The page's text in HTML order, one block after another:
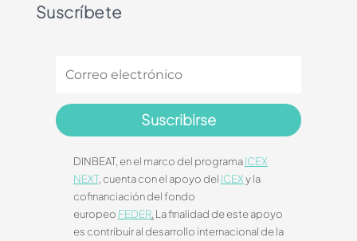
Suscríbete
Suscribirse
DINBEAT, en el marco del programaICEX
NEXT, cuenta con el apoyo del ICEXy la
cofinanciación del fondo
europeo FEDER. La finalidad de este apoyo
es contribuir al desarrollo internacional de la